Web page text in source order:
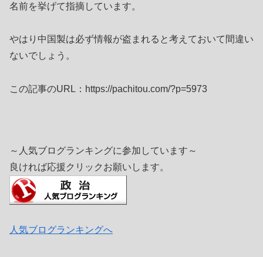
名前を挙げて指摘しています。
やはり中国製は必ず情報が盗まれると考えておいて間違い
ないでしょう。
この記事のURL：https://pachitou.com/?p=5973
～人気ブログランキングに参加しています～
良ければ応援クリックお願いします。
人気ブログランキングへ